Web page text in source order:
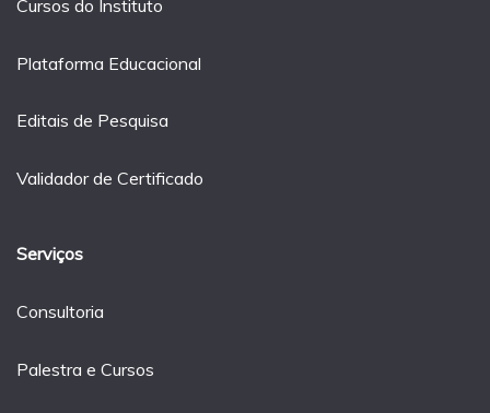
Cursos do Instituto
Plataforma Educacional
Editais de Pesquisa
Validador de Certificado
Serviços
Consultoria
Palestra e Cursos